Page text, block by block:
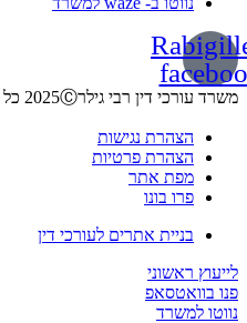
משרד עורכי דין רבי גילר2025Ⓒ כל הזכויות שמורות
הצהרת נגישות
הצהרת פרטיות
מפת אתר
פרו בונו
בניית אתרים לעורכי דין
לייעוץ ראשוני
פנו בוואטסאפ
נווטו למשרד